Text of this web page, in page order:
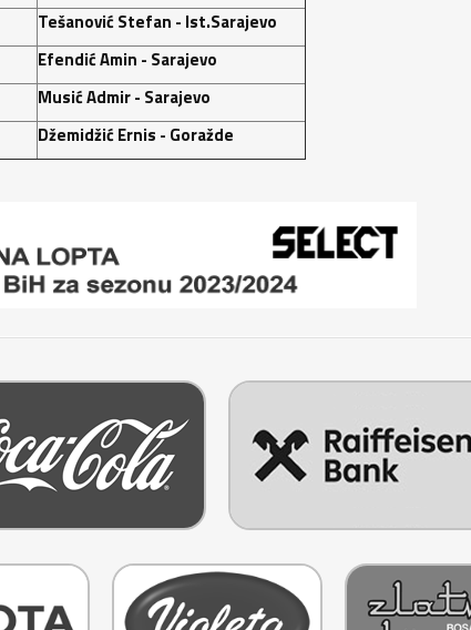
Tešanović Stefan - Ist.Sarajevo
Efendić Amin - Sarajevo
Musić Admir - Sarajevo
Džemidžić Ernis - Goražde